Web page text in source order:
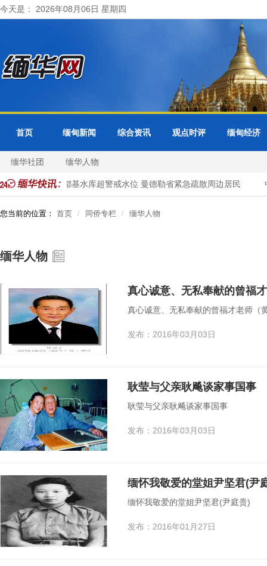
今天是： 2026年08月06日 星期四
首页 缅甸新闻 综合资讯 观点时评 缅甸经济
缅华社团 缅华人物
访问 色都基水库超警戒水位 曼德勒省紧急疏散周边居民
您当前的位置： 首页 同侨专栏 缅华人物
缅华人物
真心诚意、无私奉献的曾福
真心诚意、无私奉献的曾福才老师（
发布：2016年03月03日
耿莹与父亲耿飚谈家事国事
耿莹与父亲耿飚谈家事国事
发布：2016年03月03日
缅怀我敬爱的堂姐尹坚君(尹
缅怀我敬爱的堂姐尹坚君(尹庭贵)
发布：2016年01月27日